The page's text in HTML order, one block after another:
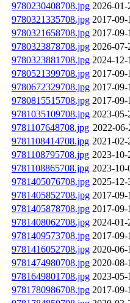
9780230408708.jpg 2026-01-
9780321335708.jpg 2017-09-
9780321658708.jpg 2017-09-
9780323878708.jpg 2026-07-
9780323881708.jpg 2024-12-
9780521399708.jpg 2017-09-
9780672329708.jpg 2017-09-
9780815515708.jpg 2017-09-
9781035109708.jpg 2023-05-
9781107648708.jpg 2022-
9781108414708.jpg 2021-02-
9781108795708.jpg 2023-10-
9781108865708.jpg 2023-10-
9781405076708.jpg 2025-12-
9781405852708.jpg 2017-09-
9781405878708.jpg 2017-09-
9781408062708.jpg 2024-01-
9781409573708.jpg 2017-09-
9781416052708.jpg 2020-06-
9781474980708.jpg 2020-08-
9781649801708.jpg 2023-05-
9781780986708.jpg 2017-09-